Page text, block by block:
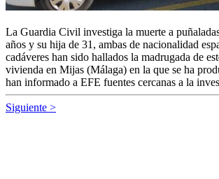
La Guardia Civil investiga la muerte a
años y su hija de 31, ambas de nacionalidad
cadáveres han sido hallados la madrugada de
vivienda en Mijas (Málaga) en la que se ha
han informado a EFE fuentes cercanas a la
Siguiente >